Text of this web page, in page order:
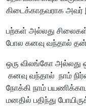
கிடைக்காதவராக அவர்
பற்கள் அல்லது
போல கனவு வந்தால்
ஒரு விலங்கோ அல்லது
கனவு வந்தால் நாம்
நோக்கி நாம்
மனதில் பதிந்து